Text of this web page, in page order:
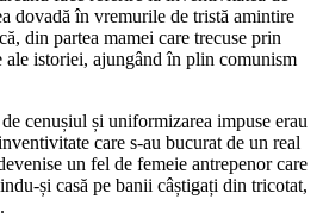
dovadă în vremurile de tristă amintire
din partea mamei care trecuse prin
ale istoriei, ajungând în plin comunism
cenușiul și uniformizarea impuse erau
care s-au bucurat de un real
un fel de femeie antrepenor care
și casă pe banii câștigați din tricotat,